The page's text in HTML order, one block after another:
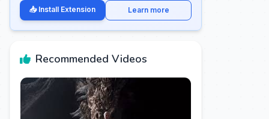
📥 Install Extension Learn more
Recommended Videos